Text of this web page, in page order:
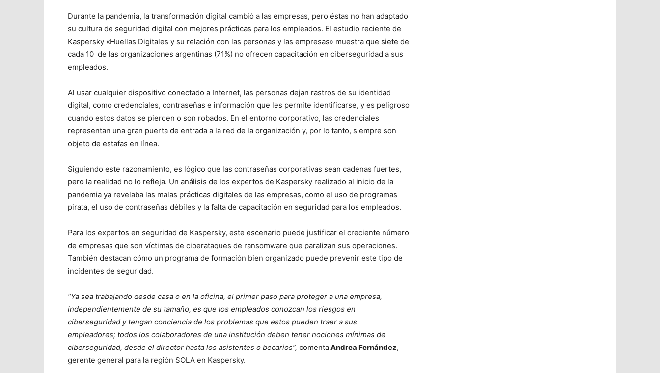
Durante la pandemia, la transformación digital cambió a las empresas, pero éstas no han adaptado
su cultura de seguridad digital con mejores prácticas para los empleados. El estudio reciente de
Kaspersky «Huellas Digitales y su relación con las personas y las empresas» muestra que siete de
cada 10 de las organizaciones argentinas (71%) no ofrecen capacitación en ciberseguridad a sus
empleados.
Al usar cualquier dispositivo conectado a Internet, las personas dejan rastros de su identidad
digital, como credenciales, contraseñas e información que les permite identificarse, y es peligroso
cuando estos datos se pierden o son robados. En el entorno corporativo, las credenciales
representan una gran puerta de entrada a la red de la organización y, por lo tanto, siempre son
objeto de estafas en línea.
Siguiendo este razonamiento, es lógico que las contraseñas corporativas sean cadenas fuertes,
pero la realidad no lo refleja. Un análisis de los expertos de Kaspersky realizado al inicio de la
pandemia ya revelaba las malas prácticas digitales de las empresas, como el uso de programas
pirata, el uso de contraseñas débiles y la falta de capacitación en seguridad para los empleados.
Para los expertos en seguridad de Kaspersky, este escenario puede justificar el creciente número
de empresas que son víctimas de ciberataques de ransomware que paralizan sus operaciones.
También destacan cómo un programa de formación bien organizado puede prevenir este tipo de
incidentes de seguridad.
“Ya sea trabajando desde casa o en la oficina, el primer paso para proteger a una empresa,
independientemente de su tamaño, es que los empleados conozcan los riesgos en
ciberseguridad y tengan conciencia de los problemas que estos pueden traer a sus
empleadores; todos los colaboradores de una institución deben tener nociones mínimas de
ciberseguridad, desde el director hasta los asistentes o becarios”, comentaAndrea Fernández,
gerente general para la región SOLA en Kaspersky.